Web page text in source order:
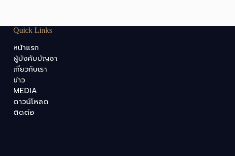
Quick Links
หน้าแรก
ผู้บังคับบัญชา
เกี่ยวกับเรา
ข่าว
MEDIA
ดาวน์โหลด
ติดต่อ